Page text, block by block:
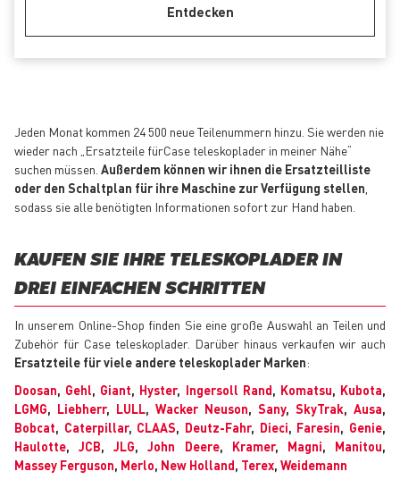
Entdecken
Jeden Monat kommen 24 500 neue Teilenummern hinzu. Sie werden nie
wieder nach „Ersatzteile fürCase teleskoplader in meiner Nähe“
suchen müssen. Außerdem können wir ihnen die Ersatzteilliste
oder den Schaltplan für ihre Maschine zur Verfügung stellen
sodass sie alle benötigten Informationen sofort zur Hand haben.
KAUFEN SIE IHRE TELESKOPLADER IN
DREI EINFACHEN SCHRITTEN
In unserem Online-Shop finden Sie eine große Auswahl an Teilen und
Zubehör für Case teleskoplader. Darüber hinaus verkaufen wir auch
Ersatzteile für viele andere teleskoplader Marken:
Doosan, Gehl, Giant, Hyster, Ingersoll Rand, Komatsu, Kubota,
LGMG, Liebherr, LULL, Wacker Neuson, Sany, SkyTrak, Ausa,
Bobcat, Caterpillar, CLAAS, Deutz-Fahr, Dieci, Faresin, Genie,
Haulotte,JCB,JLG,John Deere, Kramer, Magni, Manitou,
Massey Ferguson, Merlo, New Holland, Terex, Weidemann